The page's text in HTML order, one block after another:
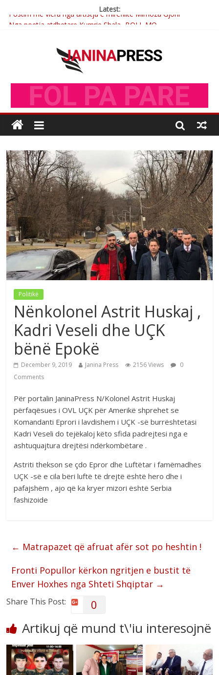
Latest:
Postim me vlera nga artistja e mirëfilltë Mimoza Gjoni
Nga poetja atdhetare Kumrie Shala -BOLL MO
Çlirimtari Mentor Mushkolaj nderohet me mirenjohje nga
Xhevdet Qeriqi Dega e invalidëve në Fushë Kosovë
Politikë
Nënkolonel Astrit Huskaj ,
Kadri Veseli dhe UÇK
bënë Epokë
December 9, 2019 Janina Press 2156 Views
0
Comments
Për portalin JaninaPress N/Kolonel Astrit Huskaj
përfaqësues i OVL UÇK për Amerikë shprehet se
Komandanti Eprori i lavdishem i UÇK -së burrështetasi
Kadri Veseli do tejëkaloj këto sfida padrejtesi nga e
ashtuquajtura drejtësi ndërkombëtare .
Astriti thekson se çdo Epror dhe Luftëtar i famëmadhes
UÇK -së e cila bëri luftë të drejtë është hero dhe i
pafajshëm , ajo që ka kryer mizori është Serbia
fashizoide
← Matrapazet që afruat afër sot po heshtin !
Fronti Popullor kërkon ngritjen e bustit të
Enver Hoxhes nga Shteti Shqiptar →
Share This Post: 0
Artikuj që mund t\'iu interesojnë